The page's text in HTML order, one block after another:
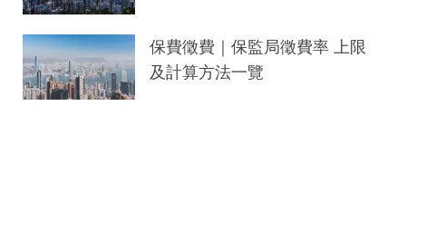
保費徵費｜保監局徵費率 上限
及計算方法一覽